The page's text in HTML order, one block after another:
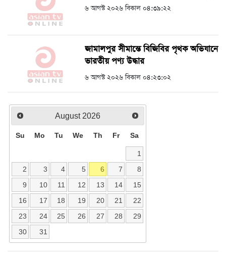
৬ আগস্ট ২০২৬ বিকাল ০৪:৩৯:২২
জামালপুর সীমান্তে বিজিবির পৃথক অভিযানে
ভারতীয় পণ্য উদ্ধার
৬ আগস্ট ২০২৬ বিকাল ০৪:২৩:০২
August 2026
Su Mo Tu We Th Fr Sa
1
2
3 4 5 6 7
8
9
10 11 12 13 14
15
16
17 18 19 20 21
22
23
24 25 26 27 28
29
30
31